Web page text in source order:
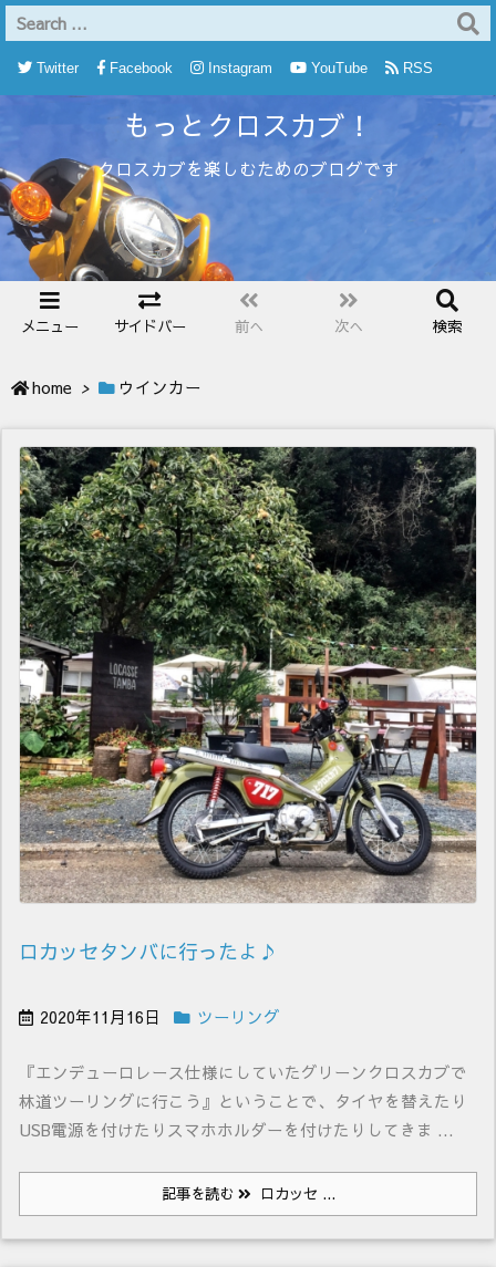
もっとクロスカブ！
クロスカブを楽しむためのブログです
メニュー サイドバー 前へ 次へ 検索
Twitter Facebook Instagram YouTube RSS
home > ウインカー
ロカッセタンバに行ったよ♪
2020年11月16日 ツーリング
『エンデューロレース仕様にしていたグリーンクロスカブで
林道ツーリングに行こう』ということで、タイヤを替えたり
USB電源を付けたりスマホホルダーを付けたりしてきま ...
記事を読む ロカッセ ...